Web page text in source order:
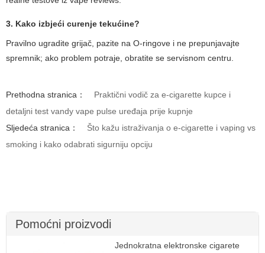
3. Kako izbjeći curenje tekućine?
Pravilno ugradite grijač, pazite na O-ringove i ne prepunjavajte
spremnik; ako problem potraje, obratite se servisnom centru.
Prethodna stranica：
Praktični vodič za e-cigarette kupce i
detaljni test vandy vape pulse uređaja prije kupnje
Sljedeća stranica：
Što kažu istraživanja o e-cigarette i vaping vs
smoking i kako odabrati sigurniju opciju
Pomoćni proizvodi
Jednokratna elektronske cigarete